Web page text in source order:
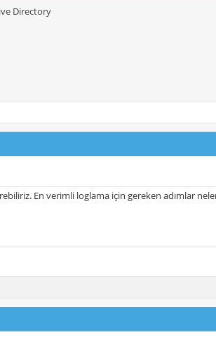
Directory
En verimli loglama için gereken adımlar